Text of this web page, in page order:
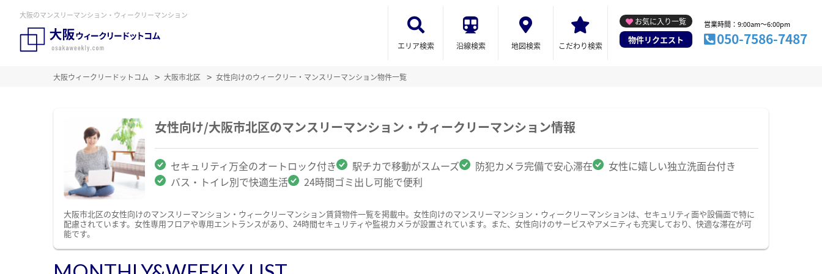
大阪のマンスリーマンション・ウィークリーマンション
エリア検索 沿線検索 地図検索 こだわり検索
お気に入り一覧
物件リクエスト
営業時間：9:00am～6:00pm
050-7586-7487
大阪ウィークリードットコム 大阪市北区 女性向けのウィークリー・マンスリーマンション物件一覧
女性向け/大阪市北区のマンスリーマンション・ウィークリーマンション情報
セキュリティ万全のオートロック付き 駅チカで移動がスムーズ 防犯カメラ完備で安心滞在
女性に嬉しい独立洗面台付き
バス・トイレ別で快適生活
24時間ゴミ出し可能で便利
大阪市北区の女性向けのマンスリーマンション・ウィークリーマンション賃貸物件一覧を掲載中。女性向けのマンスリーマンション・ウィークリーマンションは、セキュリティ面や設備面で特に
配慮されています。女性専用フロアや専用エントランスがあり、24時間セキュリティや監視カメラが設置されています。また、女性向けのサービスやアメニティも充実しており、快適な滞在が可
能です。